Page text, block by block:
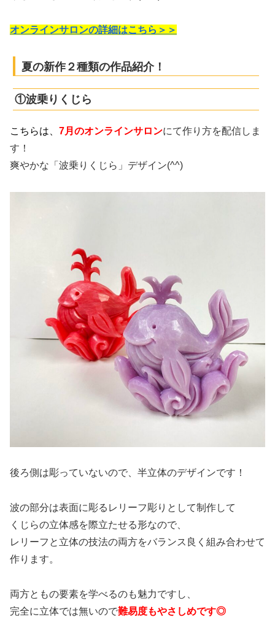
オンラインサロンの詳細はこちら＞＞
夏の新作２種類の作品紹介！
①波乗りくじら
こちらは、 7月のオンラインサロンにて作り方を配信しま
す！
爽やかな「波乗りくじら」 デザイン(^^)
後ろ側は彫っていないので、半立体のデザインです！
波の部分は表面に彫るレリーフ彫りとして制作して
くじらの立体感を際立たせる形なので、
レリーフと立体の技法の両方をバランス良く組み合わせて
作ります。
両方ともの要素を学べるのも魅力ですし、
完全に立体では無いので難易度もやさしめです◎